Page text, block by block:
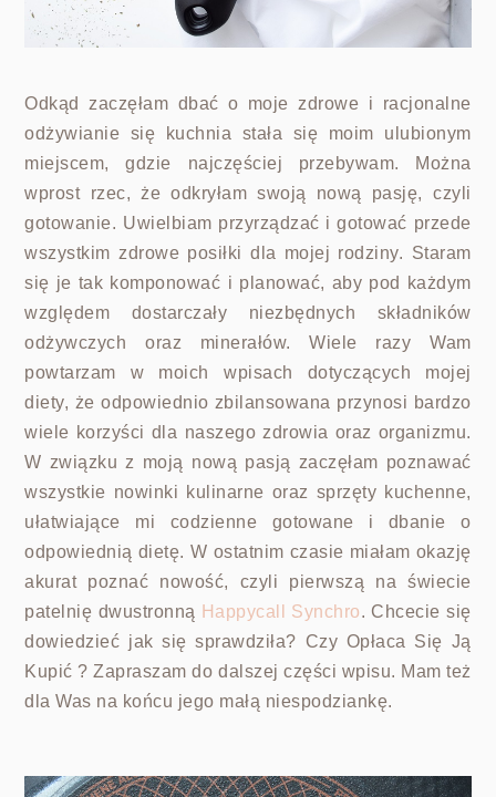
Odkąd zaczęłam dbać o moje zdrowe i racjonalne
odżywianie się kuchnia stała się moim ulubionym
miejscem, gdzie najczęściej przebywam. Można
wprost rzec, że odkryłam swoją nową pasję, czyli
gotowanie. Uwielbiam przyrządzać i gotować przede
wszystkim zdrowe posiłki dla mojej rodziny. Staram
się je tak komponować i planować, aby pod każdym
względem dostarczały niezbędnych składników
odżywczych oraz minerałów. Wiele razy Wam
powtarzam w moich wpisach dotyczących mojej
diety, że odpowiednio zbilansowana przynosi bardzo
wiele korzyści dla naszego zdrowia oraz organizmu.
W związku z moją nową pasją zaczęłam poznawać
wszystkie nowinki kulinarne oraz sprzęty kuchenne,
ułatwiające mi codzienne gotowane i dbanie o
odpowiednią dietę. W ostatnim czasie miałam okazję
akurat poznać nowość, czyli pierwszą na świecie
patelnię dwustronną Happycall Synchro. Chcecie się
dowiedzieć jak się sprawdziła? Czy Opłaca Się Ją
Kupić ? Zapraszam do dalszej części wpisu. Mam też
dla Was na końcu jego małą niespodziankę.